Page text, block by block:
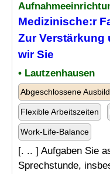
Medizinische:r
Zur Verstärkung
wir Sie
• Lautzenhausen
Abgeschlossene
Flexible Arbeitszeiten
Work-Life-Balance
[. .. ] Aufgaben Sie
Sprechstunde,